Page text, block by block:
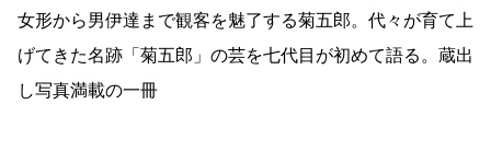
女形から男伊達まで観客を魅了する菊五郎。代々が育て上
げてきた名跡「菊五郎」の芸を七代目が初めて語る。蔵出
し写真満載の一冊